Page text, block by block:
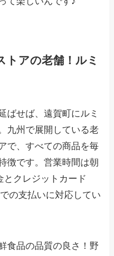
トアの老舗！ルミ
ばせば、遠賀町にルミ
九州で展開している老
で、すべての商品を毎
徴です。営業時間は朝
とクレジットカード
の支払いに対応してい
食品の品質の良さ！野